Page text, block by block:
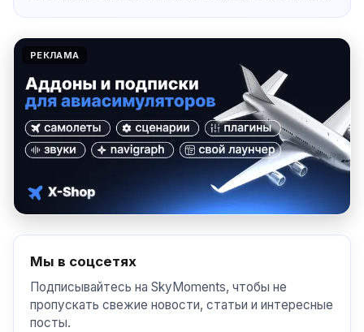
РЕКЛАМА
Мы в соцсетях
Подписывайтесь на SkyMoments, чтобы не
пропускать свежие новости, статьи и интересные
посты.